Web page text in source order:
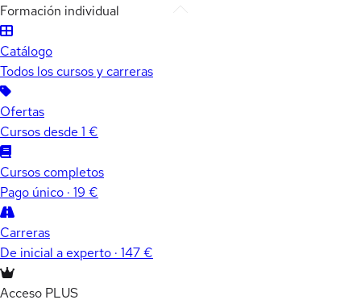
Formación individual
Catálogo
Todos los cursos y carreras
Ofertas
Cursos desde 1 €
Cursos completos
Pago único · 19 €
Carreras
De inicial a experto · 147 €
Acceso PLUS